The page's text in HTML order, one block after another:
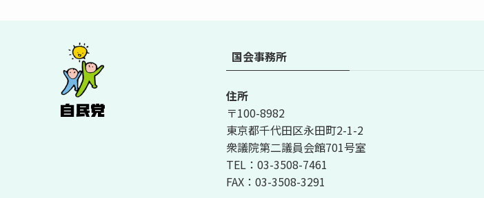
国会事務所
住所
〒100-8982
東京都千代田区永田町2-1-2
衆議院第二議員会館701号室
TEL：03-3508-7461
FAX：03-3508-3291